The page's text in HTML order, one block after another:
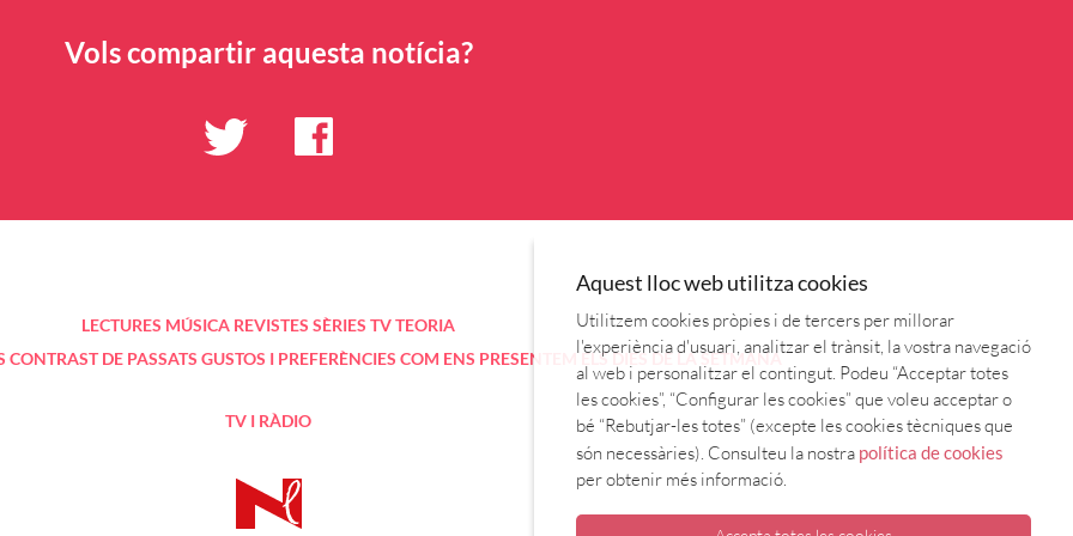
Vols compartir aquesta notícia?
LECTURES MÚSICA REVISTES SÈRIES TVTEORIA
CONTRAST DE PASSATS GUSTOS I PREFERÈNCIES COM ENS PRESENTEM ELS DIES DE LA SETMANA
TV I RÀDIO
Aquest lloc web utilitza cookies
Utilitzem cookies pròpies i de tercers per millorar
l'experiència d'usuari, analitzar el trànsit, la vostra navegació
al web i personalitzar el contingut. Podeu “Acceptar totes
les cookies”, “Configurar les cookies” que voleu acceptar o
bé “Rebutjar-les totes” (excepte les cookies tècniques que
són necessàries). Consulteu la nostra política de cookies
per obtenir més informació.